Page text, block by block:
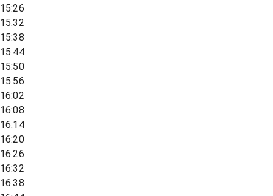
15:26
15:32
15:38
15:44
15:50
15:56
16:02
16:08
16:14
16:20
16:26
16:32
16:38